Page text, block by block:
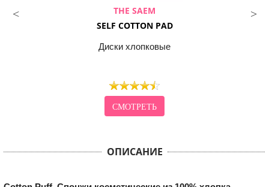
THE SAEM
SELF COTTON PAD
Диски хлопковые
СМОТРЕТЬ
ОПИСАНИЕ